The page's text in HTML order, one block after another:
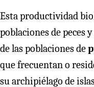
Esta productividad
poblaciones de peces
de las poblaciones de
que frecuentan o
su archipiélago de